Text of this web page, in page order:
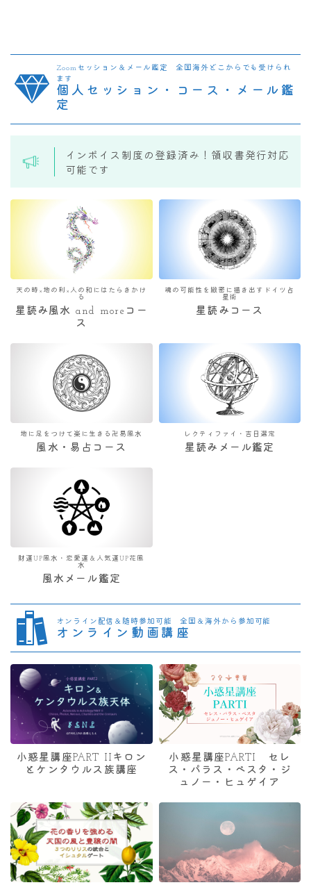
Zoomセッション＆メール鑑定 全国海外どこからでも受けられ
ます
個人セッション・コース・メール鑑
定
インボイス制度の登録済み！領収書発行対応
可能です
天の時×地の利×人の和にはたらきかけ
る
星読み風水 and moreコー
ス
魂の可能性を緻密に描き出すドイツ占
星術
星読みコース
地に足をつけて楽に生きる卍易風水
風水・易占コース
レクティファイ・吉日選定
星読みメール鑑定
財運UP風水・恋愛運＆人気運UP花風
水
風水メール鑑定
オンライン配信＆随時参加可能 全国＆海外から参加可能
オンライン動画講座
小惑星講座PART IIキロン
とケンタウルス族講座
小惑星講座PARTI セレ
ス・パラス・ベスタ・ジ
ュノー・ヒュゲイア